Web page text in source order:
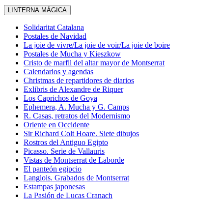
LINTERNA MÁGICA
Solidaritat Catalana
Postales de Navidad
La joie de vivre/La joie de voir/La joie de boire
Postales de Mucha y Kieszkow
Cristo de marfil del altar mayor de Montserrat
Calendarios y agendas
Christmas de repartidores de diarios
Exlibris de Alexandre de Riquer
Los Caprichos de Goya
Ephemera, A. Mucha y G. Camps
R. Casas, retratos del Modernismo
Oriente en Occidente
Sir Richard Colt Hoare. Siete dibujos
Rostros del Antiguo Egipto
Picasso. Serie de Vallauris
Vistas de Montserrat de Laborde
El panteón egipcio
Langlois. Grabados de Montserrat
Estampas japonesas
La Pasión de Lucas Cranach